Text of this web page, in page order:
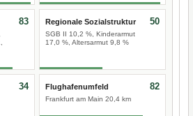
83 Regionale Sozialstruktur
SGB II 10,2 %, Kinderarmut
17,0 %, Altersarmut 9,8 %
50
34 Flughafenumfeld
Frankfurt am Main 20,4 km
82